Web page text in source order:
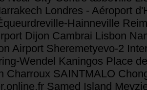
Londres - Aéroport
Hainneville
Dijon Cambrai Lisbon
Airport Sheremetyevo-2
Wendel Kaningos Place
Charroux SAINTMALO
Samed Island